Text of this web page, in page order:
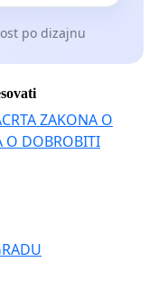
po dizajnu
ZAKONA O
O DOBROBITI